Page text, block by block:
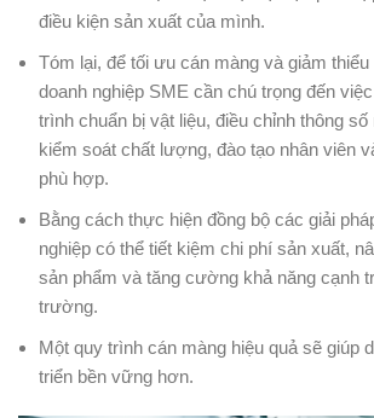
điều kiện sản xuất của mình.
Tóm lại, để tối ưu cán màng và giảm thiểu
doanh nghiệp SME cần chú trọng đến
trình chuẩn bị vật liệu, điều chỉnh thông
kiểm soát chất lượng, đào tạo nhân viên
phù hợp.
Bằng cách thực hiện đồng bộ các giải
nghiệp có thể tiết kiệm chi phí sản xuất,
sản phẩm và tăng cường khả năng cạnh
trường.
Một quy trình cán màng hiệu quả sẽ giúp
triển bền vững hơn.